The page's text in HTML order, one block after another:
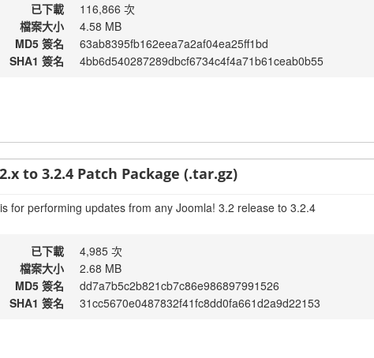
已下載
116,866 次
檔案大小
4.58 MB
MD5 簽名
63ab8395fb162eea7a2af04ea25ff1bd
SHA1 簽名
4bb6d540287289dbcf6734c4f4a71b61ceab0b55
to 3.2.4 Patch Package (.tar.gz)
for performing updates from any Joomla! 3.2 release to 3.2.4
已下載
4,985 次
檔案大小
2.68 MB
MD5 簽名
dd7a7b5c2b821cb7c86e986897991526
SHA1 簽名
31cc5670e0487832f41fc8dd0fa661d2a9d22153